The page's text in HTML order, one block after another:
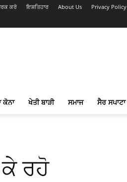
ਕਰੋ ਇਸ਼ਤਿਹਾਰ About Us Privacy Policy
ਕੋਨਾ ਖੇਤੀ ਬਾੜੀ ਸਮਾਜ ਸੈਰ ਸਪਾਟਾ
ਰਹੋ